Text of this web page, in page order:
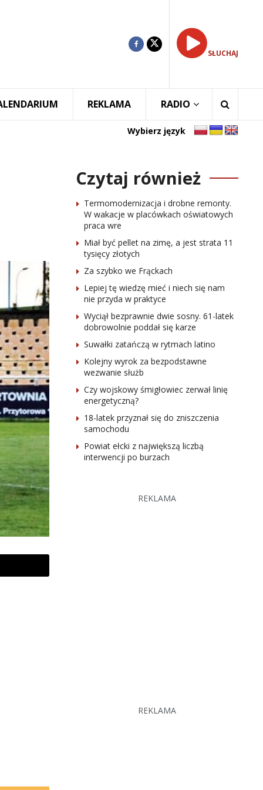
SŁUCHAJ
REKLAMA RADIO
Wybierz język
Czytaj również
Termomodernizacja i drobne remonty.
W wakacje w placówkach oświatowych
praca wre
Miał być pellet na zimę, a jest strata 11
tysięcy złotych
Za szybko we Frąckach
Lepiej tę wiedzę mieć i niech się nam
nie przyda w praktyce
Wyciął bezprawnie dwie sosny. 61-latek
dobrowolnie poddał się karze
Suwałki zatańczą w rytmach latino
Kolejny wyrok za bezpodstawne
wezwanie służb
Czy wojskowy śmigłowiec zerwał linię
energetyczną?
18-latek przyznał się do zniszczenia
samochodu
Powiat ełcki z największą liczbą
interwencji po burzach
REKLAMA
REKLAMA